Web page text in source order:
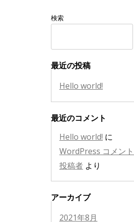
検索
最近の投稿
Hello world!
最近のコメント
Hello world! に
WordPress コメン
投稿者 より
アーカイブ
2021年8月